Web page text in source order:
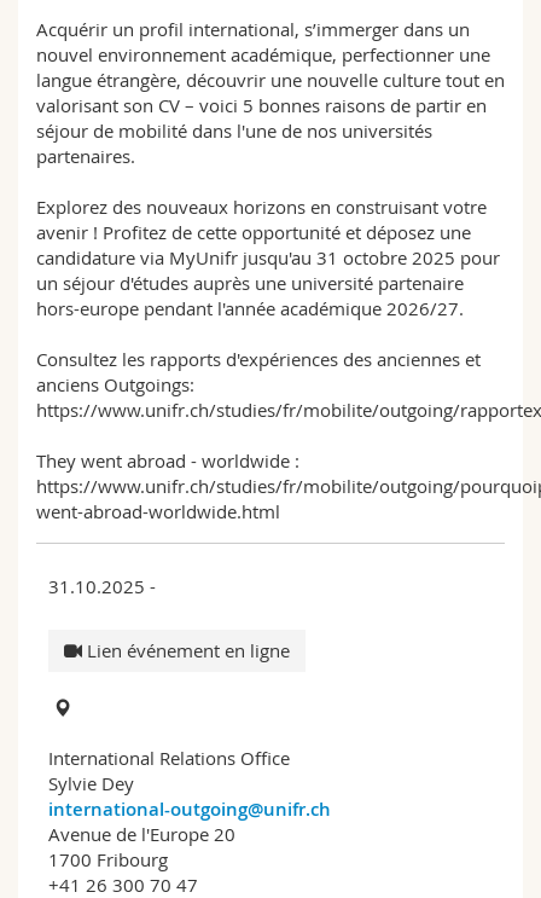
Interfacultaire
Collaborateurs
Doctorants
Webmail
Programme des cours
MyUnifr
Acquérir un profil international, s’immerger dans un
nouvel environnement académique, perfectionner une
langue étrangère, découvrir une nouvelle culture tout en
valorisant son CV – voici 5 bonnes raisons de partir en
séjour de mobilité dans l'une de nos universités
partenaires.
Explorez des nouveaux horizons en construisant votre
avenir ! Profitez de cette opportunité et déposez une
candidature via MyUnifr jusqu'au 31 octobre 2025 pour
un séjour d'études auprès une université partenaire
hors-europe pendant l'année académique 2026/27.
Consultez les rapports d'expériences des anciennes et
anciens Outgoings:
https://www.unifr.ch/studies/fr/mobilite/outgoing/
They went abroad - worldwide :
https://www.unifr.ch/studies/fr/mobilite/outgoing/
went-abroad-worldwide.html
31.10.2025 -
Lien événement en ligne
International Relations Office
Sylvie Dey
international-outgoing@unifr.ch
Avenue de l'Europe 20
1700 Fribourg
+41 26 300 70 47